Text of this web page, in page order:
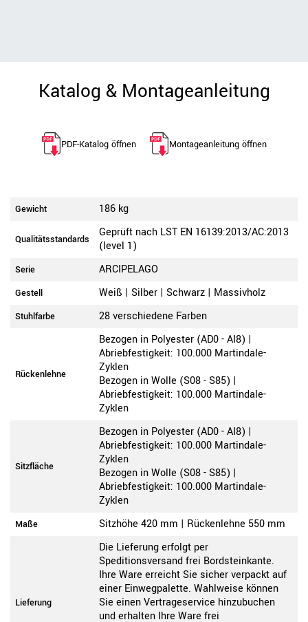
Katalog & Montageanleitung
PDF-Katalog öffnen Montageanleitung öffnen
Gewicht 186 kg
Qualitätsstandards
Geprüft nach LST EN 16139:2013/AC:2013
(level 1)
Serie ARCIPELAGO
Gestell Weiß | Silber | Schwarz | Massivholz
Stuhlfarbe 28 verschiedene Farben
Rückenlehne
Bezogen in Polyester (AD0 - AI8) |
Abriebfestigkeit: 100.000 Martindale-
Zyklen
Bezogen in Wolle (S08 - S85) |
Abriebfestigkeit: 100.000 Martindale-
Zyklen
Sitzfläche
Bezogen in Polyester (AD0 - AI8) |
Abriebfestigkeit: 100.000 Martindale-
Zyklen
Bezogen in Wolle (S08 - S85) |
Abriebfestigkeit: 100.000 Martindale-
Zyklen
Maße Sitzhöhe 420 mm | Rückenlehne 550 mm
Lieferung
Die Lieferung erfolgt per
Speditionsversand frei Bordsteinkante.
Ihre Ware erreicht Sie sicher verpackt auf
einer Einwegpalette. Wahlweise können
Sie einen Vertrageservice hinzubuchen
und erhalten Ihre Ware frei